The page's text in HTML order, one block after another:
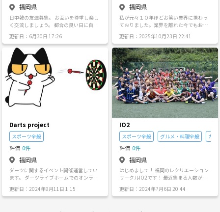
がけております🤲 このサークルの飲み会
がきっかけで気軽に遊べる仲になった
り、旅行に行ける仲になったり、色んな
方々のご縁を繋ぐきっかけにもなってま
す。 1歩勇気を出して遊びに来てもらえ
たらと思います！ 緊張するのは最初だけ
です👌(笑) もちろん怪しいビジネス集団
ではないのでご安心ください🙇 ブログに
て過去の活動風景を上げているのでチェ
ックしてみてください😊 きっとサークル
の雰囲気などが伝わるかと思います！ 少
しでも迷っている方は勇気を出して遊び
に来てみてください💪 お問い合わせお待
ちしております！ ----------------------------------
-------------------------------- 【サークル規約】
商法、その他情報商材、コンサルなど個
人事業への勧誘行為の禁止 ・異性へのス
トーカー行為や嫌がる行為（連絡先交換
後の執拗なメッセージの送信も含む)等の
禁止 ・自身のサークルやイベント、セミ
ナーへの引き抜き行為の禁止 ・サークル
内(2次会等含む)での無許可で動画や写真
撮影をする行為 上記のような迷惑行為が
発覚した場合は即退会、今後のイベント
への参加をお断りさせて頂きます。 メッ
セージをきちんと返信ができる方、無断
のある社会人の方限定です👫 学生の方は
多周辺の韓国グルメや人気の韓国コス
メ・ファッションのトレンド情報をシェ
アしたり、一緒に食べ歩きや買い物に出
かける企画も計画中です💄🍰 ③オススメ
の韓国ドラマ・映画 これを聞くと寝不足
&沼必須！(笑) 感動した作品、キュンとし
たOSTなど、ドラマ・映画のおすすめ作
品を語り合いましょう🎬 ④推しへの愛を
語り尽くしちゃう♡ 主催者は最近、SEVE
NTEEN（セブチ）にドハマり中！Carat
さん、他グループのファンの方も、ライ
ブ、カムバ、グッズなど、熱い推し活ト
ークで盛り上がりましょう！ 📅主な活動
内容と雰囲気 活動場所： 主に福岡市（天
神・博多周辺）のカフェや飲食店 活動頻
ど 雰囲気：参加者みんなが安心して楽し
めるゆる〜い会です😊笑 年代：20代～4
0代の方が中心で、初参加・お一人での参
加も大歓迎！主催者がしっかりサポート
します☺︎ 共通の「好き」を通じて、 福岡
での毎日をもっと楽しくしませんか？ 皆
さんのご参加を心よりお待ちしています
♡
※団費は月1,000円（3ヶ月に一度3,000
円）です。 【サークル設立の想い】 大好
きな音楽（ビッグバンド）を、ずっとず
っと続けていければと思いバンドを作り
ました。
福岡県
日中韓の友達募集。 お互いを尊重し楽し
く交流しましょう。 都合の良い日に自由
ト等皆で楽しもう。
更新日：6月30日 17:26
福岡県
私が元々１０年ほどお笑い業界に携わっ
ておりました。業界を離れた今でもお笑
でしか楽しめないんだなと思い、福岡で
社会人が気軽にお笑いをやれるサークル
を立ち上げました！ 福岡社会人お笑いサ
ークル ＋Ｆｕｎ ※活動内容※ ・月に一度
は必ず集まります(自由参加) ・お笑い企
画 ・お笑いライブ開催 (3ヶ月に1度) ・
ネタ作成のお手伝い...etc ＊ブログなども
是非ご覧になってください！気が向いた
ときに更新してます。 若い時にやれなか
った。挑戦できなかった人や働いてるけ
ど、お笑いやってみたいな！もしくはネ
タ作ってみたいな！色んな人とお笑いの
事を話したいな！という人は是非サーク
ルの参加してみませんか？ 相方募集とか
強制で舞台に上げるなども一切ありませ
ん。本当にお笑いを一緒に楽しみましょ
う！ お笑いが好きで、ただただ観るのが
好きな人や自分でもやりたいけどやり方
もわからないし、そんな機会がないとい
う人募集してます！！ 社会人として、コ
ミュニケーション能力を向上させたい方
更新日：2025年10月23日 22:41
Darts project
スポーツ全般
評価 0件
福岡県
ダーツに関するイベント開催運営してい
ます。 ダーツライブホームでのオンライ
更新日：2024年9月11日 1:15
IO2
スポーツ全般 グルメ・料理全般 カラ
評価 0件
福岡県
はじめまして！ 福岡のレクリエーション
サークルIO2です！ 最近集まる人数が
集させていただきました！🥺 【活動内
容】 ・スポーツ全般 ・食事会、飲み会 ・
更新日：2024年7月6日 20:44